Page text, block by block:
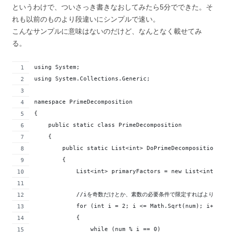
というわけで、ついさっき書きなおしてみたら5分でできた。そ
れも以前のものより段違いにシンプルで速い。
こんなサンプルに意味はないのだけど、なんとなく載せてみ
る。
using System;
using System.Collections.Generic;
namespace PrimeDecomposition
{
    public static class PrimeDecomposition
    {
public static List<int>
        {
List<int> primaryFactors = new
//iを奇数だけとか、素数の必要条件で限定すればより効率
            for (int i = 2; i <= Math.Sqrt(num); i++)
            {
                while (num % i == 0)